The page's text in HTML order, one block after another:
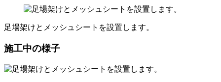
足場架けとメッシュシートを設置します。
施工中の様子